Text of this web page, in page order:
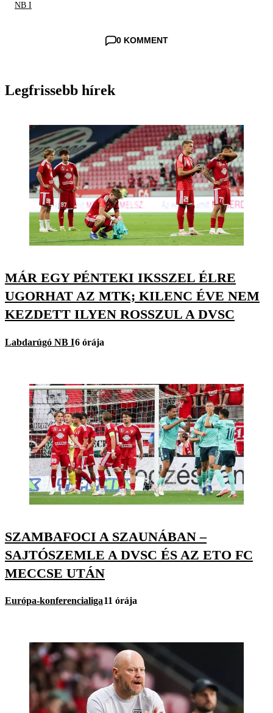
NB I
0 KOMMENT
Legfrissebb hírek
MÁR EGY PÉNTEKI IKSSZEL ÉLRE
UGORHAT AZ MTK; KILENC ÉVE NEM
KEZDETT ILYEN ROSSZUL A DVSC
Labdarúgó NB I6 órája
SZAMBAFOCI A SZAUNÁBAN –
SAJTÓSZEMLE A DVSC ÉS AZ ETO FC
MECCSE UTÁN
Európa-konferencialiga11 órája